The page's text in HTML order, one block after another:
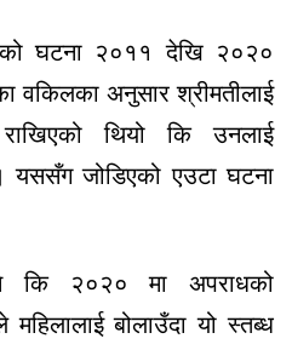
घटना २०११ देखि २०२०
वकिलका अनुसार श्रीमतीलाई
थियो कि उनलाई
यससँग जोडिएको एउटा घटना
कि २०२० मा अपराधको
बोलाउँदा यो स्तब्ध